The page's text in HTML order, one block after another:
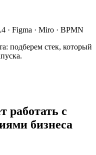
· Figma · Miro · BPMN
подберем стек, который
работать с
бизнеса